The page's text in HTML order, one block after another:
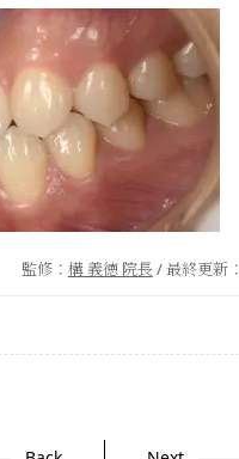
監修： 構 義徳 院長 / 最終更新：